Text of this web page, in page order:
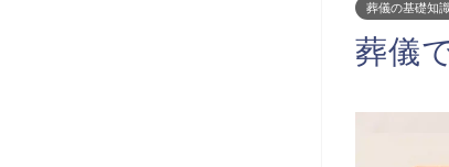
葬儀の基礎知
葬儀